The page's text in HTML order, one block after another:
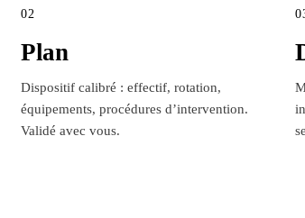
02
Plan
Dispositif calibré : effectif, rotation,
équipements, procédures d’intervention.
Validé avec vous.